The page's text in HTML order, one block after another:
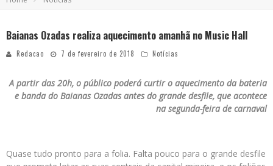
Baianas Ozadas realiza aquecimento amanhã no Music Hall
Redacao 7 de fevereiro de 2018 Notícias
A partir das 20h, o público poderá curtir o aquecimento da bateria
e banda do Baianas Ozadas antes do grande desfile, que acontece
na segunda-feira de carnaval
Quase tudo pronto para a folia. Falta pouco para o grande desfile